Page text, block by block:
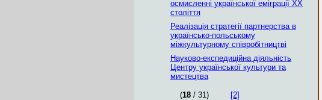
осмисленні української еміграції ХХ
століття
Реалізація стратегії партнерства в
українсько-польському
міжкультурному співробітництві
Науково-експедиційна діяльність
Центру української культури та
мистецтва
(18 / 31)
[2]